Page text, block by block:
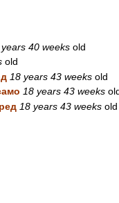
years 40 weeks old
old
18 years 43 weeks old
18 years 43 weeks
18 years 43 weeks old